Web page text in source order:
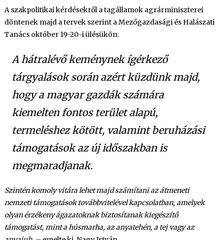
A szakpolitikai kérdésekről a tagállamok agrárminiszterei
döntenek majd a tervek szerint a Mezőgazdasági és Halászati
Tanács október 19-20-i ülésükön.
A hátralévő keménynek ígérkező
tárgyalások során azért küzdünk majd,
hogy a magyar gazdák számára
kiemelten fontos terület alapú,
termeléshez kötött, valamint beruházási
támogatások az új időszakban is
megmaradjanak.
Szintén komoly vitára lehet majd számítani az átmeneti
nemzeti támogatások továbbvitelével kapcsolatban, amelyek
olyan érzékeny ágazatoknak biztosítanak kiegészítő
támogatást, mint a húsmarha, az anyatehén, a tej vagy az